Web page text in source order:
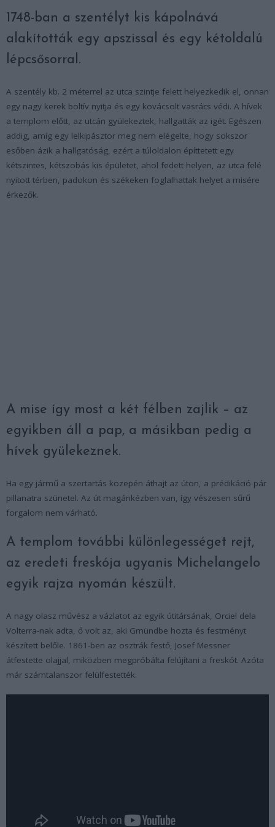
1748-ban a szentélyt kis kápolnává
alakították egy apszissal és egy kétoldalú
lépcsősorral.
A szentély kb. 2 méterrel az utca szintje felett helyezkedik el, onnan
egy nagy kerek boltív nyitja és egy kovácsolt vasrács védi. A hívek
a templom előtt, az utcán gyülekeztek, hallgatták az igét. Egészen
addig, amíg egy lelkipásztor meg nem elégelte, hogy sokszor
esőben ázik a hallgatóság, ezért a túloldalon építtetett egy
kétszintes, kétszobás kis épületet, ahol fedett helyen, az utca felé
nyitott térben, padokon és székeken foglalhattak helyet a misére
érkezők.
A mise így most a két félben zajlik – az
egyikben áll a pap, a másikban pedig a
hívek gyülekeznek.
Ha egy jármű a szertartás közepén áthajt az úton, a prédikáció pár
pillanatra szünetel. Az út magánkézben van, így vészesen sűrű
forgalom nem várható.
A templom további különlegességet rejt,
az eredeti freskója ugyanis Michelangelo
egyik rajza nyomán készült.
A nagy olasz művész a vázlatot az egyik útitársának, Orciel dela
Volterra-nak adta, ő volt az, aki Gmündbe hozta és festményt
készített belőle. 1861-ben az osztrák festő, Josef Messner
átfestette olajjal, miközben megpróbálta felújítani a freskót. Azóta
már számtalanszor felülfestették.